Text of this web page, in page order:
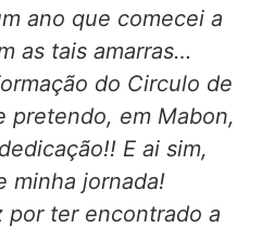
ano que comecei a
as tais amarras…
do Circulo de
pretendo, em Mabon,
E ai sim,
minha jornada!
ter encontrado a